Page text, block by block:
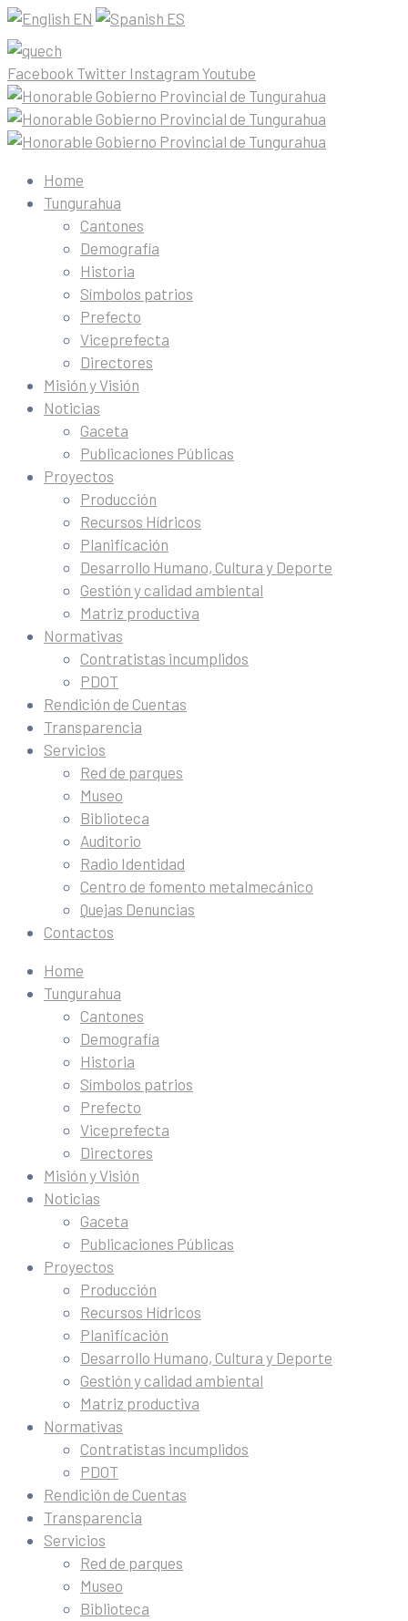
EN ES
Facebook Twitter Instagram Youtube
Home
Tungurahua
Cantones
Demografía
Historia
Símbolos patrios
Prefecto
Viceprefecta
Directores
Misión y Visión
Noticias
Gaceta
Publicaciones Públicas
Proyectos
Producción
Recursos Hídricos
Planificación
Desarrollo Humano, Cultura y Deporte
Gestión y calidad ambiental
Matriz productiva
Normativas
Contratistas incumplidos
PDOT
Rendición de Cuentas
Transparencia
Servicios
Red de parques
Museo
Biblioteca
Auditorio
Radio Identidad
Centro de fomento metalmecánico
Quejas Denuncias
Contactos
Home
Tungurahua
Cantones
Demografía
Historia
Símbolos patrios
Prefecto
Viceprefecta
Directores
Misión y Visión
Noticias
Gaceta
Publicaciones Públicas
Proyectos
Producción
Recursos Hídricos
Planificación
Desarrollo Humano, Cultura y Deporte
Gestión y calidad ambiental
Matriz productiva
Normativas
Contratistas incumplidos
PDOT
Rendición de Cuentas
Transparencia
Servicios
Red de parques
Museo
Biblioteca